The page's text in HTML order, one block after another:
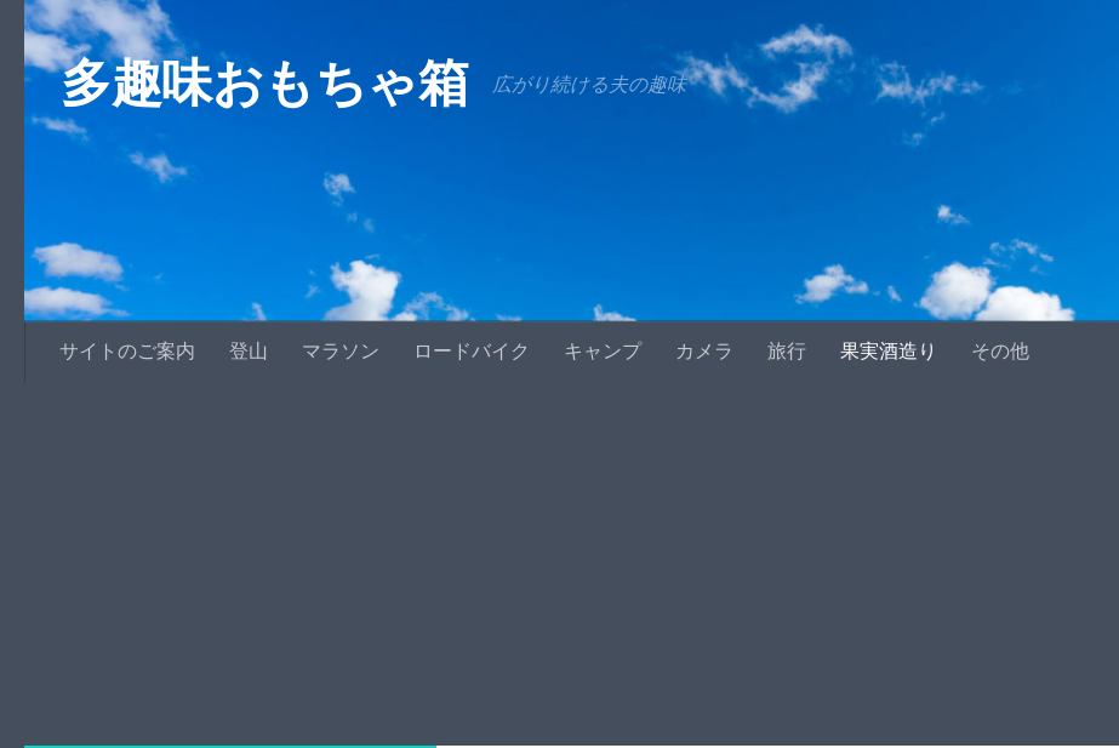
コンテンツへスキップ
多趣味おもちゃ箱 広がり続ける夫の趣味
サイトのご案内 登山 マラソン ロードバイク キャンプ カメラ 旅行 果実酒造り その他